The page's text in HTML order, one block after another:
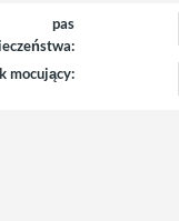
pas
mocujący: